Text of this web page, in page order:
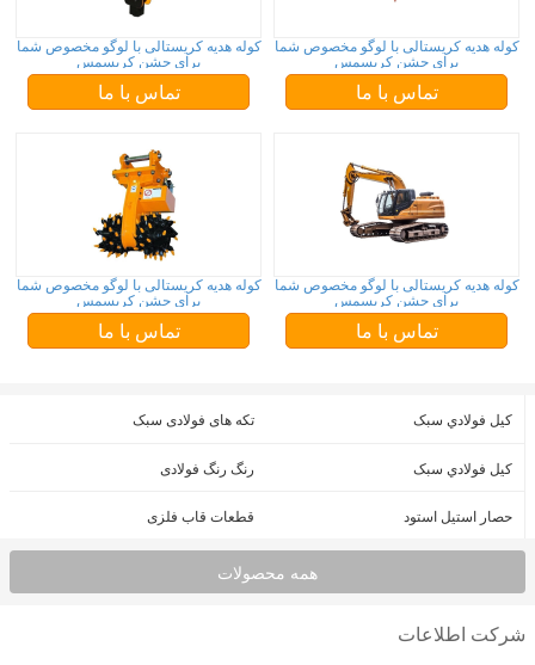
کوله هدیه کریستالی با لوگو مخصوص شما
برای جشن کریسمس
تماس با ما
کوله هدیه کریستالی با لوگو مخصوص شما
برای جشن کریسمس
تماس با ما
کوله هدیه کریستالی با لوگو مخصوص شما
برای جشن کریسمس
تماس با ما
کوله هدیه کریستالی با لوگو مخصوص شما
برای جشن کریسمس
تماس با ما
کيل فولادي سبک تکه های فولادی سبک
کيل فولادي سبک رنگ رنگ فولادی
حصار استیل استود قطعات قاب فلزی
همه محصولات
شرکت اطلاعات